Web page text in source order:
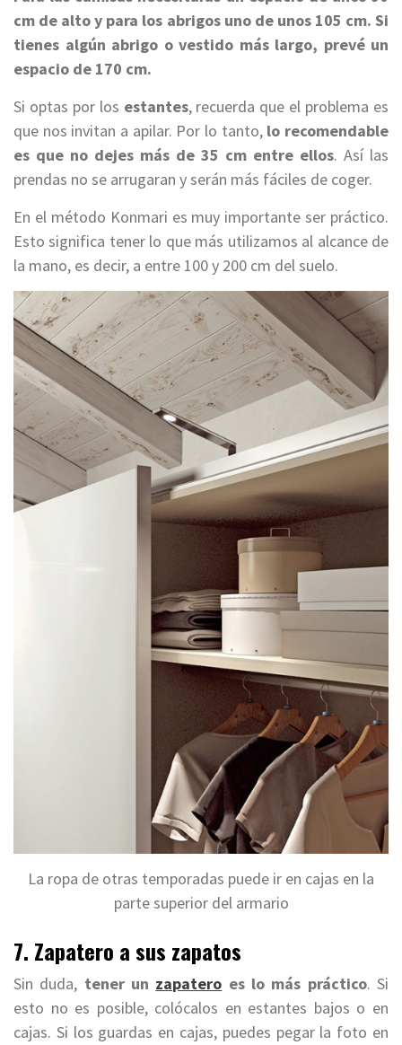
cm de alto y para los abrigos uno de unos 105 cm. Si
tienes algún abrigo o vestido más largo, prevé un
espacio de 170 cm.
Si optas por los estantes, recuerda que el problema es
que nos invitan a apilar. Por lo tanto, lo recomendable
es que no dejes más de 35 cm entre ellos. Así las
prendas no se arrugaran y serán más fáciles de coger.
En el método Konmari es muy importante ser práctico.
Esto significa tener lo que más utilizamos al alcance de
la mano, es decir, a entre 100 y 200 cm del suelo.
La ropa de otras temporadas puede ir en cajas en la
parte superior del armario
7. Zapatero a sus zapatos
Sin duda, tener un zapatero es lo más práctico. Si
esto no es posible, colócalos en estantes bajos o en
cajas. Si los guardas en cajas, puedes pegar la foto en